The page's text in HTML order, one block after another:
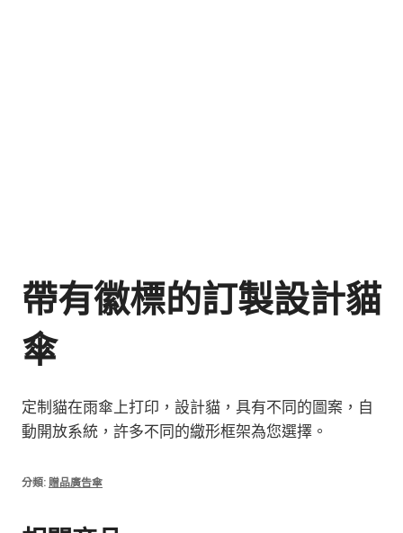
帶有徽標的訂製設計貓
傘
定制貓在雨傘上打印，設計貓，具有不同的圖案，自
動開放系統，許多不同的繖形框架為您選擇。
分類: 贈品廣告傘